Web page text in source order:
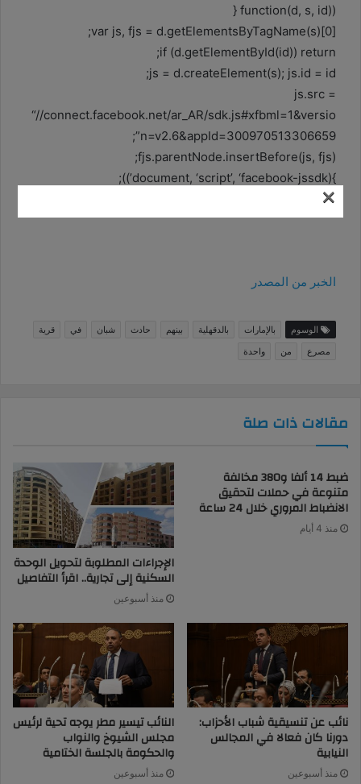
(function(d, s, id) {
var js, fjs = d.getElementsByTagName(s)[0];
if (d.getElementById(id)) return;
js = d.createElement(s); js.id = id;
js.src =
“//connect.facebook.net/ar_AR/sdk.js#xfbml=1&versio
n=v2.6&appId=300970513306659”;
fjs.parentNode.insertBefore(js, fjs);
}(document, ‘script’, ‘facebook-jssdk’));
الخبر من المصدر
الوسوم بالإمارات بالدقهلية بينهم حادث شبان في
قرية
مصرع
من واحدة
مقالات ذات صلة
ضبط 14 ألفا و380 مخالفة
متنوعة في حملات لتحقيق
الانضباط المروري خلال 24 ساعة
منذ 4 أيام
الإجراءات المطلوبة لتحويل الوحدة
السكنية إلى تجارية.. اقرأ التفاصيل
منذ أسبوعين
نائب عن تنسيقية شباب الأحزاب:
دورنا كان فعالا في المجالس
النيابية
منذ أسبوعين
النائب تيسير مطر يوجه تحية لرئيس
مجلس الشيوخ والنواب
والحكومة بالجلسة الختامية
منذ أسبوعين
×